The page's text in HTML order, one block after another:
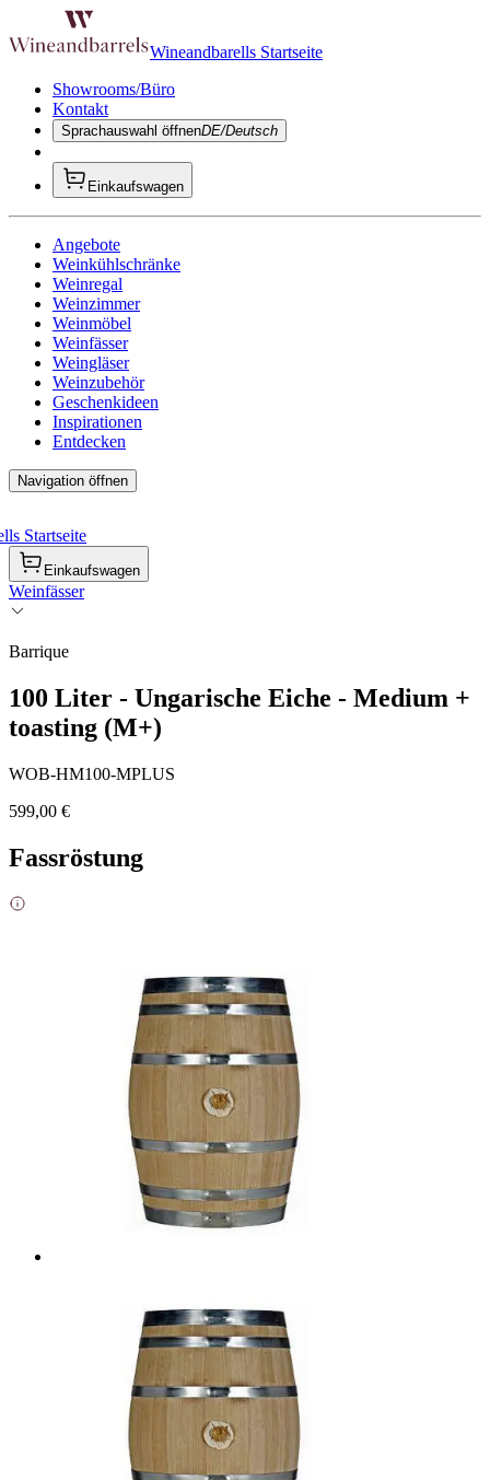
Wineandbarells Startseite
Showrooms/Büro
Kontakt
Sprachauswahl öffnenDE/Deutsch
Einkaufswagen
Angebote
Weinkühlschränke
Weinregal
Weinzimmer
Weinmöbel
Weinfässer
Weingläser
Weinzubehör
Geschenkideen
Inspirationen
Entdecken
Navigation öffnen
Startseite
Einkaufswagen
Weinfässer
Barrique
100 Liter - Ungarische Eiche - Medium +
toasting (M+)
WOB-HM100-MPLUS
599,00 €
Fassröstung